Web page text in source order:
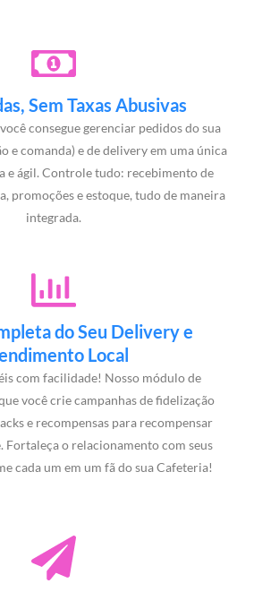
Sem Taxas Abusivas
consegue gerenciar pedidos do sua
e comanda) e de delivery em uma única
e ágil. Controle tudo: recebimento de
promoções e estoque, tudo de maneira
integrada.
do Seu Delivery e
Local
com facilidade! Nosso módulo de
você crie campanhas de fidelização
e recompensas para recompensar
Fortaleça o relacionamento com seus
cada um em um fã do sua Cafeteria!